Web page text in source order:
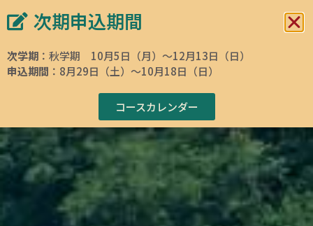
イタリア文化会館 東京
ホームページ»イタリア語・イタリア文化コース検索
係代名詞、非人称」編 3回レッスン
次期申込期間
次学期 ：秋学期 10月5日（月）～12月13日（日）
申込期間 ：8月29日（土）～10月18日（日）
コースカレンダー